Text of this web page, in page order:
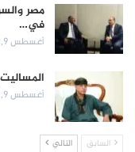
مصر
في…
أغسطس 9, 2026
أغسطس 9, 2026
السابق التالي